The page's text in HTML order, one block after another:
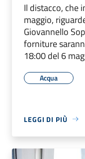
Il distacco, che
maggio,
Giovannello
forniture
18:00 del 6
Acqua
LEGGI DI PIÙ